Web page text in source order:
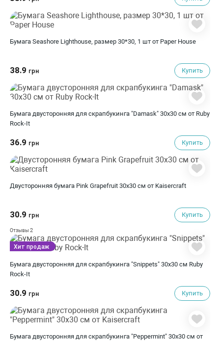
Бумага Seashore Lighthouse, размер 30*30, 1 шт от Paper House
38.9 грн Купить
Бумага двусторонняя для скрапбукинга "Damask" 30х30 см от Ruby
Rock-It
36.9 грн Купить
Двусторонняя бумага Pink Grapefruit 30х30 см от Kaisercraft
30.9 грн Купить
Отзывы 2
Бумага двусторонняя для скрапбукинга "Snippets" 30х30 см Ruby
Rock-It
30.9 грн Купить
Хит продаж
Бумага двусторонняя для скрапбукинга "Peppermint" 30х30 см от